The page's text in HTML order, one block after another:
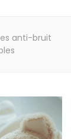
anti-bruit